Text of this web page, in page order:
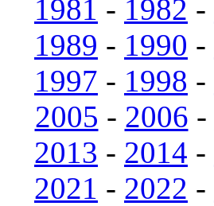
1981 - 1982 -
1989 - 1990 -
1997 - 1998 -
2005 - 2006 -
2013 - 2014 -
2021 - 2022 -